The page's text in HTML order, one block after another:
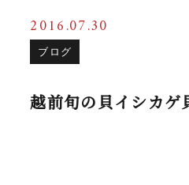
2016.07.30
ブログ
越前旬の貝イシカ